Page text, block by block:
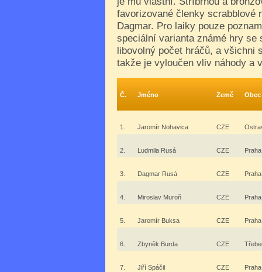
favorizované členky scrabblové
Dagmar. Pro laiky pouze
speciální varianta známé hry
libovolný počet hráčů, a všichni
takže je vyloučen vliv náhody a
Č. Jméno Země Obec
1. Jaromír Nohavica CZE
2. Ludmila Rusá CZE Praha
3. Dagmar Rusá CZE Praha
4. Miroslav Muroň CZE Praha
5. Jaromír Buksa CZE Praha
6. Zbyněk Burda CZE
7. Jiří Spáčil CZE Praha